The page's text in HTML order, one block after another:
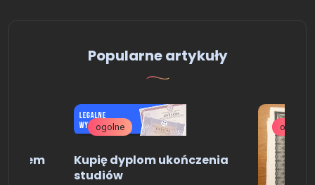
Popularne artykuły
ogolne
Kupię dyplom ukończenia
studiów
ogolne